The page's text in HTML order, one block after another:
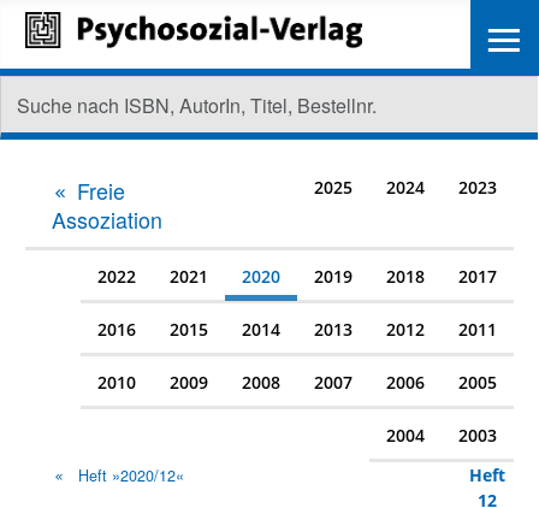
Freie
Assoziation
2025 2024 2023
2022 2021 2020 2019 2018 2017
2016 2015 2014 2013 2012 2011
2010 2009 2008 2007 2006 2005
2004 2003
Heft »2020/12«
Heft
12
≡